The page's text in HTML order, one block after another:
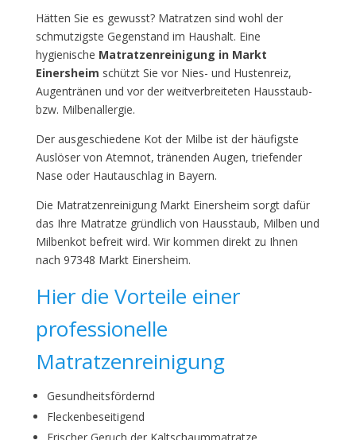
Hätten Sie es gewusst? Matratzen sind wohl der
schmutzigste Gegenstand im Haushalt. Eine
hygienische Matratzenreinigung in Markt
Einersheim schützt Sie vor Nies- und Hustenreiz,
Augentränen und vor der weitverbreiteten Hausstaub-
bzw. Milbenallergie.
Der ausgeschiedene Kot der Milbe ist der häufigste
Auslöser von Atemnot, tränenden Augen, triefender
Nase oder Hautauschlag in Bayern.
Die Matratzenreinigung Markt Einersheim sorgt dafür
das Ihre Matratze gründlich von Hausstaub, Milben und
Milbenkot befreit wird. Wir kommen direkt zu Ihnen
nach 97348 Markt Einersheim.
Hier die Vorteile einer
professionelle
Matratzenreinigung
Gesundheitsfördernd
Fleckenbeseitigend